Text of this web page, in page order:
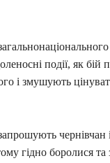
події, як бій
і змушують
чернівчан
гідно боролися